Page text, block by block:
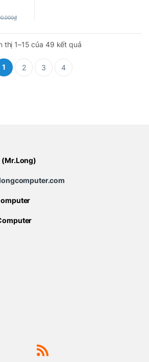
₫
thị 1–15 của 49 kết quả
1 2 3 4
(Mr.Long)